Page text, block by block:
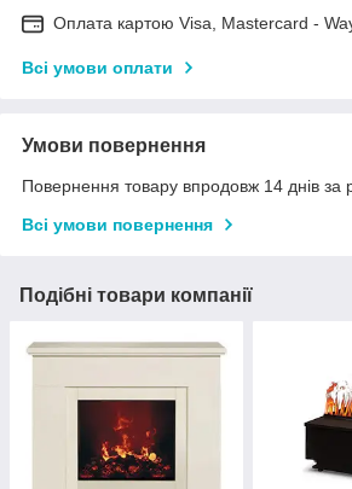
Оплата картою Visa, Mastercard -
Всі умови оплати
Умови повернення
Повернення товару впродовж 14 днів за
Всі умови повернення
Подібні товари компанії